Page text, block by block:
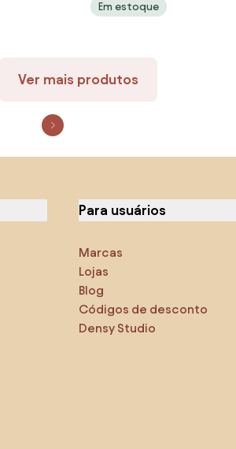
Em estoque
Ver mais produtos
Para usuários
Marcas
Lojas
Blog
Códigos de desconto
Densy Studio